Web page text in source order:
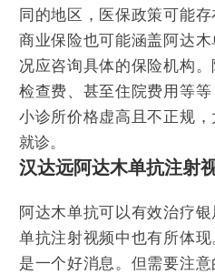
同的地区，医保政策可能
商业保险也可能涵盖阿达
况应咨询具体的保险机构
检查费、甚至住院费用等
小诊所价格虚高且不正规
就诊。
汉达远阿达木单抗注射
阿达木单抗可以有效治疗
单抗注射视频中也有所体
是一个好消息。但需要注